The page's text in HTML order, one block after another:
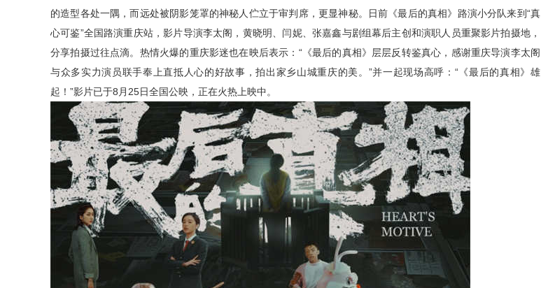
的造型各处一隅，而远处被阴影笼罩的神秘人伫立于审判席，更显神秘。日前《最后的真相》路演小分队来到“真
心可鉴”全国路演重庆站，影片导演李太阁，黄晓明、闫妮、张嘉鑫与剧组幕后主创和演职人员重聚影片拍摄地，
分享拍摄过往点滴。热情火爆的重庆影迷也在映后表示：“《最后的真相》层层反转鉴真心，感谢重庆导演李太阁
与众多实力演员联手奉上直抵人心的好故事，拍出家乡山城重庆的美。”并一起现场高呼：“《最后的真相》雄
起！”影片已于8月25日全国公映，正在火热上映中。